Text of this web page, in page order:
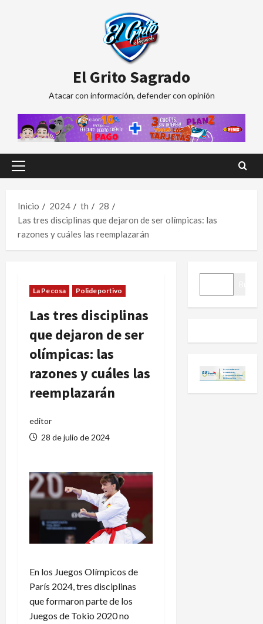
El Grito Sagrado
Atacar con información, defender con opinión
Menú
Inicio
2024 th
28
Las tres disciplinas que dejaron de ser olímpicas: las
razones y cuáles las reemplazarán
La Pecosa Polideportivo
Las tres disciplinas
que dejaron de ser
olímpicas: las
razones y cuáles las
reemplazarán
editor
28 de julio de 2024
En los Juegos Olímpicos de
París 2024, tres disciplinas
que formaron parte de los
Juegos de Tokio 2020 no